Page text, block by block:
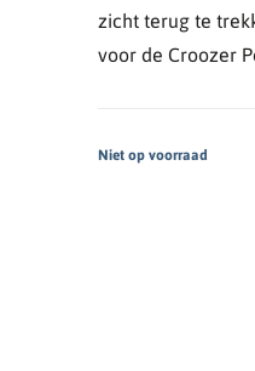
zicht terug te
voor de Croozer
Niet op voorraad